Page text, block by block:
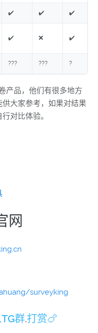
✔️ ✔️ ✔️
✔️ ❌ ✔️
??? ??? ?
产品，他们有很多地方
大家参考，如果对结果
对比体验。
网
surveyking
群.打赏🍗